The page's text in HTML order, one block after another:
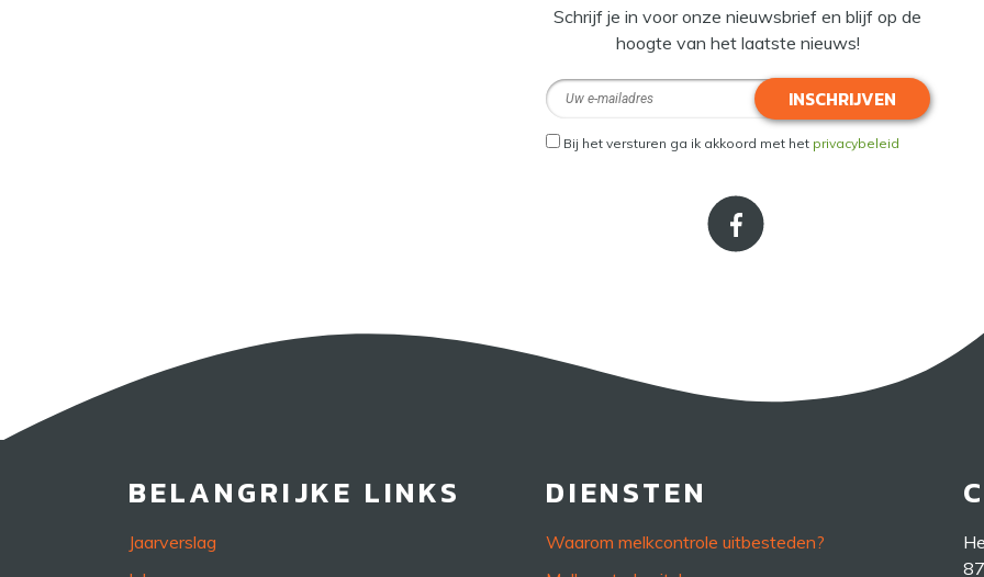
Schrijf je in voor onze nieuwsbrief en blijf op de
hoogte van het laatste nieuws!
INSCHRIJVEN
Bij het versturen ga ik akkoord met het privacybeleid
BELANGRIJKE LINKS
Jaarverslag
DIENSTEN
Waarom melkcontrole uitbesteden?